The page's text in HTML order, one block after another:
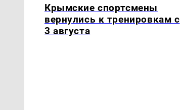
Крымские спортсмены
вернулись к тренировкам с
3 августа